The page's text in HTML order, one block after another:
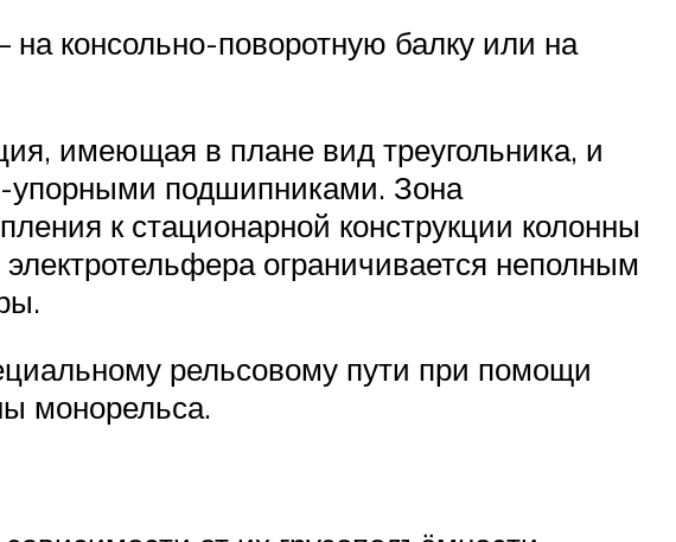
консольно-поворотную балку или на
имеющая в плане вид треугольника, и
упорными подшипниками. Зона
к стационарной конструкции колонны
ограничивается неполным
рельсовому пути при помощи
монорельса.